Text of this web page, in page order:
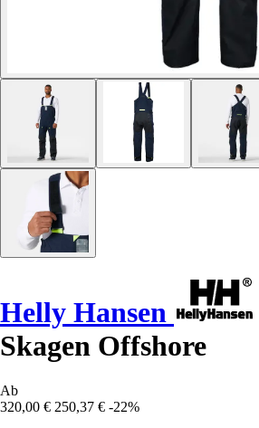
Helly Hansen
Skagen Offshore
Ab
320,00 € 250,37 € -22%